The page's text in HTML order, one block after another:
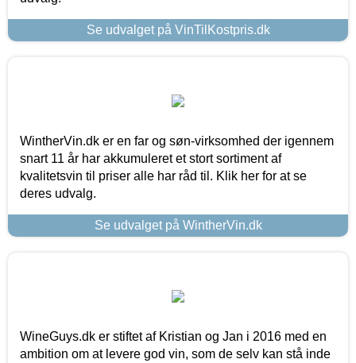
Se udvalget på VinTilKostpris.dk
WintherVin.dk er en far og søn-virksomhed der igennem
snart 11 år har akkumuleret et stort sortiment af
kvalitetsvin til priser alle har råd til. Klik her for at se
deres udvalg.
Se udvalget på WintherVin.dk
WineGuys.dk er stiftet af Kristian og Jan i 2016 med en
ambition om at levere god vin, som de selv kan stå inde